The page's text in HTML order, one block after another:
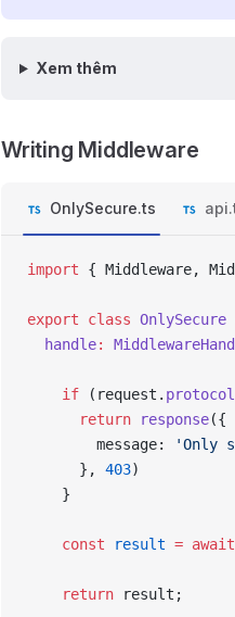
Xem thêm
Writing Middleware
OnlySecure.ts
import { Middleware,
export class OnlySecure
  handle
:
    if
(request. protocol
      return
response({
        message:
'Only
      },
403)
    }
    const
result = await
    return
result;